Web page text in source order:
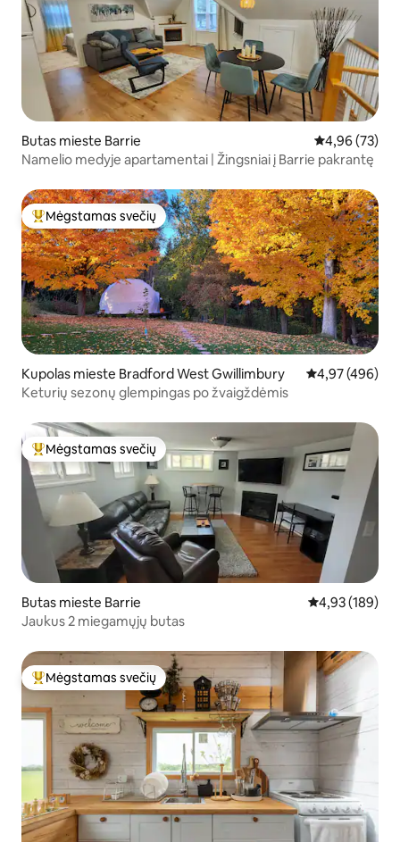
Butas mieste Barrie Vidutinis
4,96 (73)
Namelio medyje apartamentai | Žingsniai į Barrie pakrantę
Svečių mėgstamiausias
Mėgstamas svečių
Kupolas mieste Bradford West Gwillimbury Vidutinis
4,97 (496)
Keturių sezonų glempingas po žvaigždėmis
Svečių mėgstamiausias
Mėgstamas svečių
Butas mieste Barrie Vidutinis
4,93 (189)
Jaukus 2 miegamųjų butas
Svečių mėgstamiausias
Mėgstamas svečių